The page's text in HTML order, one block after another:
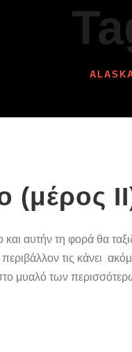
αυτήν τη φορά θα
τις κάνει
μυαλό των